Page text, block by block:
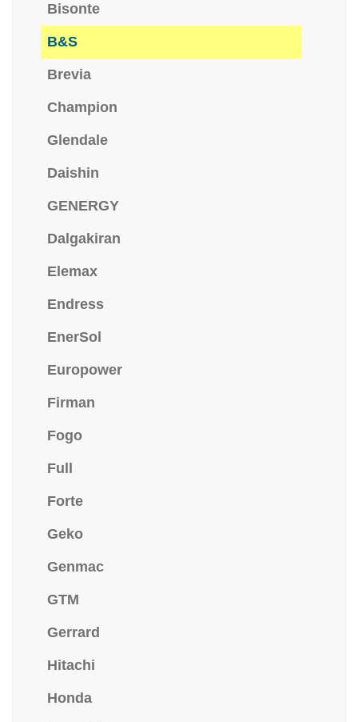
Bisonte
B&S
Brevia
Champion
Glendale
Daishin
GENERGY
Dalgakiran
Elemax
Endress
EnerSol
Europower
Firman
Fogo
Full
Forte
Geko
Genmac
GTM
Gerrard
Hitachi
Honda